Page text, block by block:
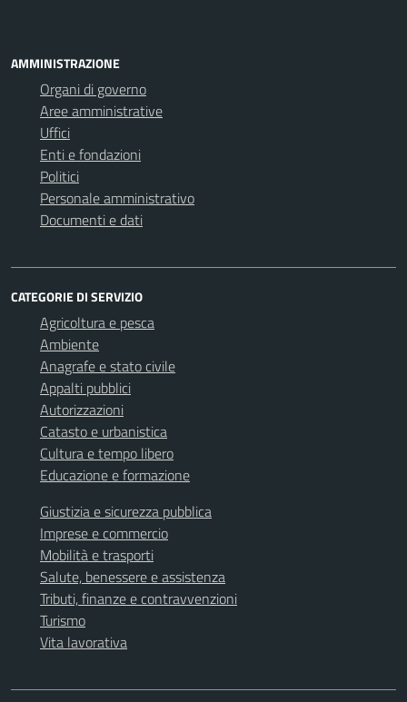
AMMINISTRAZIONE
Organi di governo
Aree amministrative
Uffici
Enti e fondazioni
Politici
Personale amministrativo
Documenti e dati
CATEGORIE DI SERVIZIO
Agricoltura e pesca
Ambiente
Anagrafe e stato civile
Appalti pubblici
Autorizzazioni
Catasto e urbanistica
Cultura e tempo libero
Educazione e formazione
Giustizia e sicurezza pubblica
Imprese e commercio
Mobilità e trasporti
Salute, benessere e assistenza
Tributi, finanze e contravvenzioni
Turismo
Vita lavorativa